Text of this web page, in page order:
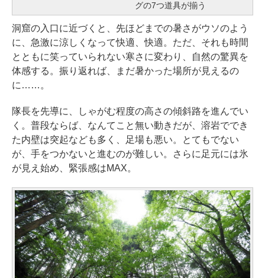
グの7つ道具が揃う
洞窟の入口に近づくと、先ほどまでの暑さがウソのよう
に、急激に涼しくなって快適、快適。ただ、それも時間
とともに笑っていられない寒さに変わり、自然の驚異を
体感する。振り返れば、まだ暑かった場所が見えるの
に……。
隊長を先導に、しゃがむ程度の高さの傾斜路を進んでい
く。普段ならば、なんてこと無い動きだが、溶岩ででき
た内壁は突起なども多く、足場も悪い。とてもでない
が、手をつかないと進むのが難しい。さらに足元には氷
が見え始め、緊張感はMAX。